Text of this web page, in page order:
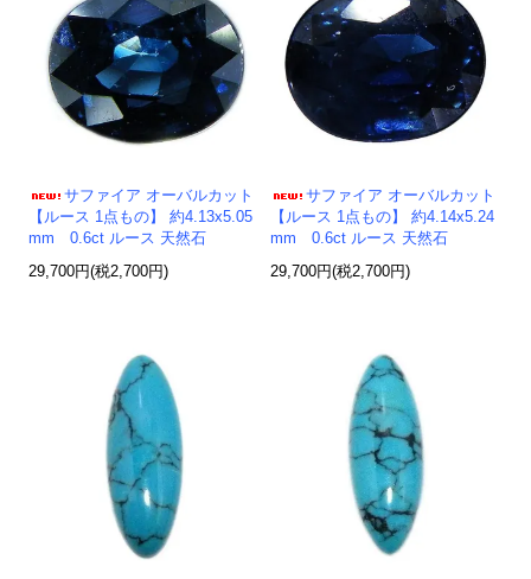
サファイア オーバルカット
【ルース 1点もの】 約4.13x5.05
mm 0.6ct ルース 天然石
29,700円(税2,700円)
サファイア オーバルカット
【ルース 1点もの】 約4.14x5.24
mm 0.6ct ルース 天然石
29,700円(税2,700円)